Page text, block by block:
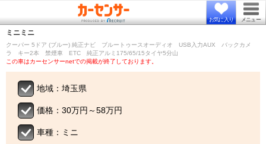
お気に入り メニュー
ミニ ミニ
クーパー 5ドア (ブルー) 純正ナビ ブルートゥースオーディオ USB入力AUX バックカメ
ラ キー2本 禁煙車 ETC 純正アルミ175/65/15タイヤ5分山
この車はカーセンサーnetでの掲載が終了しております。
地域：埼玉県
価格：30万円～58万円
車種：ミニ